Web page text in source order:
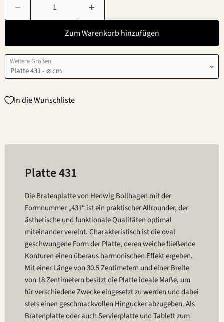
Zum Warenkorb hinzufügen
Weitere Größen
In die Wunschliste
Platte 431
Die Bratenplatte von Hedwig Bollhagen mit der
Formnummer „431“ ist ein praktischer Allrounder, der
ästhetische und funktionale Qualitäten optimal
miteinander vereint. Charakteristisch ist die oval
geschwungene Form der Platte, deren weiche fließende
Konturen einen überaus harmonischen Effekt ergeben.
Mit einer Länge von 30.5 Zentimetern und einer Breite
von 18 Zentimetern besitzt die Platte ideale Maße, um
für verschiedene Zwecke eingesetzt zu werden und dabei
stets einen geschmackvollen Hingucker abzugeben. Als
Bratenplatte oder auch Servierplatte und Tablett zum